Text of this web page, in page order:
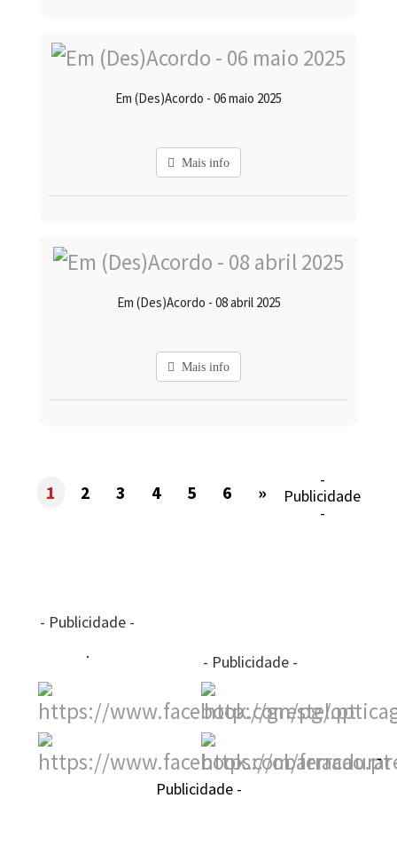
Em (Des)Acordo - 06 maio 2025
Mais info
Em (Des)Acordo - 08 abril 2025
Mais info
1 2 3 4 5 6 »
-
Publicidade
-
- Publicidade -
- Publicidade -
-
Publicidade -